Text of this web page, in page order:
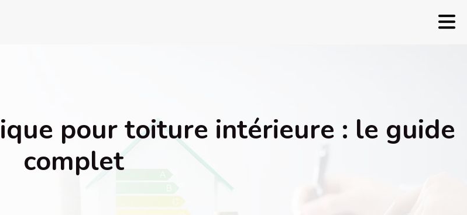
pour toiture intérieure : le guide
complet